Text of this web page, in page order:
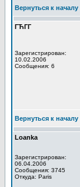
Вернуться к началу
ГЋГ­Г
Зарегистрирован:
10.02.2006
Сообщения: 6
Вернуться к началу
Loanka
Зарегистрирован:
06.04.2006
Сообщения: 3745
Откуда: Paris